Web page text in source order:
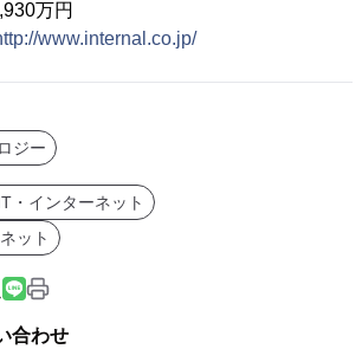
万円
www.internal.co.jp/
ジー
・インターネット
ット
合わせ